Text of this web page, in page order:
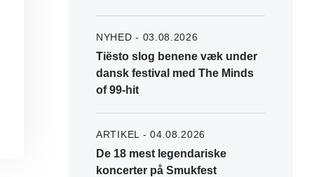
NYHED - 03.08.2026
Tiësto slog benene væk under
dansk festival med The Minds
of 99-hit
ARTIKEL - 04.08.2026
De 18 mest legendariske
koncerter på Smukfest